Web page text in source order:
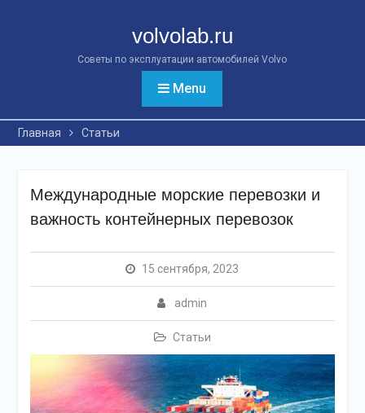
volvolab.ru
Советы по эксплуатации автомобилей Volvo
Menu
Главная Статьи
Международные морские перевозки и
важность контейнерных перевозок
15 сентября, 2023
admin
Статьи